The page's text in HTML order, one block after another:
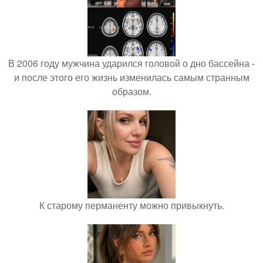
В 2006 году мужчина ударился головой о дно бассейна -
и после этого его жизнь изменилась самым странным
образом.
К старому перманенту можно привыкнуть.